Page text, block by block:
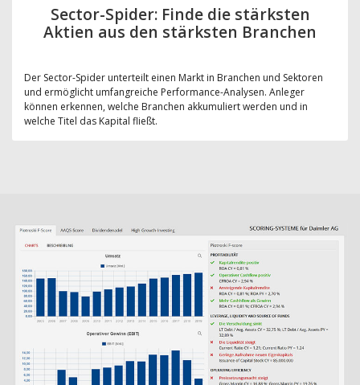
Sector-Spider: Finde die stärksten
Aktien aus den stärksten Branchen
Der Sector-Spider unterteilt einen Markt in Branchen und Sektoren
und ermöglicht umfangreiche Performance-Analysen. Anleger
können erkennen, welche Branchen akkumuliert werden und in
welche Titel das Kapital fließt.